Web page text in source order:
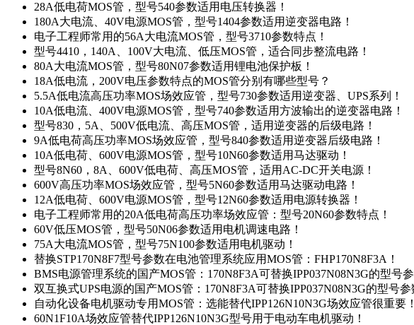
28A低电荷MOS管，型号540参数适用电压转换器！
180A大电流、40V电源MOS管，型号1404参数适用逆变器电路！
电子工程师常用的56A大电流MOS管，型号3710参数特点！
型号4410，140A、100V大电流、低压MOS管，适合同步整流电路！
80A大电流MOS管，型号80N07参数适用锂电池保护板！
18A低电流，200V电压参数特点的MOS管分别有哪些型号？
5.5A低电流高压功率MOS场效应管，型号730参数适用逆变器、UPS系列！
10A低电流、400V电源MOS管，型号740参数适用方波输出的逆变器电路！
型号830，5A、500V低电流、高压MOS管，适用逆变器的后级电路！
9A低电荷高压功率MOS场效应管，型号840参数适用逆变器后级电路！
10A低电荷、600V电源MOS管，型号10N60参数适用马达驱动！
型号8N60，8A、600V低电荷、高压MOS管，适用AC-DC开关电源！
600V高压功率MOS场效应管，型号5N60参数适用马达驱动电路！
12A低电荷、600V电源MOS管，型号12N60参数适用电源转换器！
电子工程师常用的20A低电荷高压功率场效应管：型号20N60参数特点！
60V低压MOS管，型号50N06参数适用电机调速电路！
75A大电流MOS管，型号75N100参数适用电机驱动！
替换STP170N8F7型号参数在电池管理系统应用MOS管：FHP170N8F3A！
BMS电源管理系统的国产MOS管：170N8F3A可替换IPP037N08N3G的型号参
双互换式UPS电源的国产MOS管：170N8F3A可替换IPP037N08N3G的型号参
自动化设备电机驱动专用MOS管：选能替代IPP126N10N3G场效应管很重要！
60N1F10A场效应管替代IPP126N10N3G型号用于电动车电机驱动！